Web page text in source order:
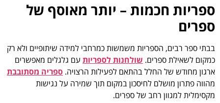
ספריות חכמות – יותר מאוסף של
ספרים
בבתי ספר רבים, הספריות משמשות כמרחבי למידה שיתופיים ולא רק
כמקום לשאילת ספרים. שולחנות לספריות עם גלגלים מאפשרים
ארגון מחודש של החלל בהתאם לפעילות הרצויה. ספריה מסתובבת
מהווה פתרון מושלם לחיסכון במקום תוך שמירה על נגישות
מקסימלית למגוון רחב של ספרים.